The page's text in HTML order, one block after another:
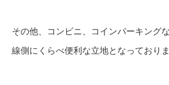
その他、コンビニ、コインパーキング
線側にくらべ便利な立地となっておりま